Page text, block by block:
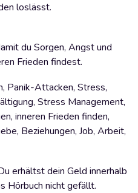
loslässt.
du Sorgen, Angst und
Frieden findest.
Panik-Attacken, Stress,
Stress Management,
inneren Frieden finden,
Beziehungen, Job, Arbeit,
erhältst dein Geld innerhalb
Hörbuch nicht gefällt.